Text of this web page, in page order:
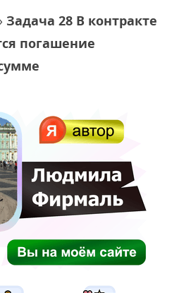
Задача 28 В контракте
погашение